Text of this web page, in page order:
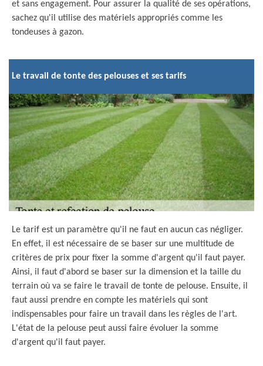
et sans engagement. Pour assurer la qualité de ses opérations,
sachez qu'il utilise des matériels appropriés comme les
tondeuses à gazon.
Le travail de tonte des pelouses et ses tarifs
Le tarif est un paramètre qu'il ne faut en aucun cas négliger.
En effet, il est nécessaire de se baser sur une multitude de
critères de prix pour fixer la somme d'argent qu'il faut payer.
Ainsi, il faut d'abord se baser sur la dimension et la taille du
terrain où va se faire le travail de tonte de pelouse. Ensuite, il
faut aussi prendre en compte les matériels qui sont
indispensables pour faire un travail dans les règles de l'art.
L'état de la pelouse peut aussi faire évoluer la somme
d'argent qu'il faut payer.